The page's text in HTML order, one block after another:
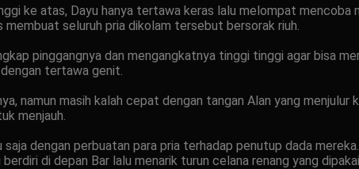
ke atas, Dayu hanya tertawa keras lalu melompat mencoba
seluruh pria dikolam tersebut bersorak riuh.
pinggangnya dan mengangkatnya tinggi tinggi agar bisa
tertawa genit.
namun masih kalah cepat dengan tangan Alan yang
menjauh.
dengan perbuatan para pria terhadap penutup dada
di depan Bar lalu menarik turun celana renang yang dipakai